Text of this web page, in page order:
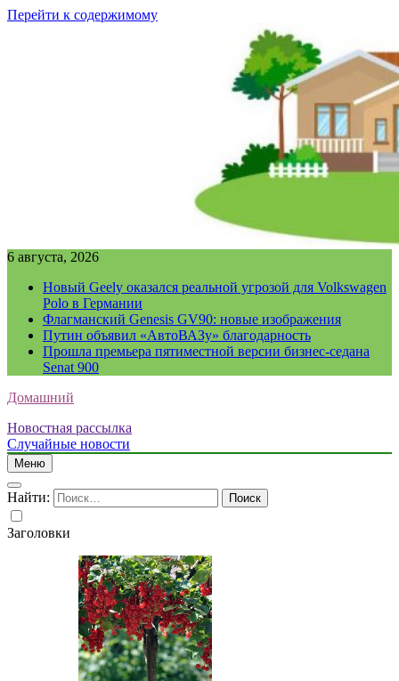
Перейти к содержимому
6 августа, 2026
Новый Geely оказался реальной угрозой для Volkswagen
Polo в Германии
Флагманский Genesis GV90: новые изображения
Путин объявил «АвтоВАЗу» благодарность
Прошла премьера пятиместной версии бизнес-седана
Senat 900
Домашний
Новостная рассылка
Случайные новости
Меню
Найти:
Заголовки